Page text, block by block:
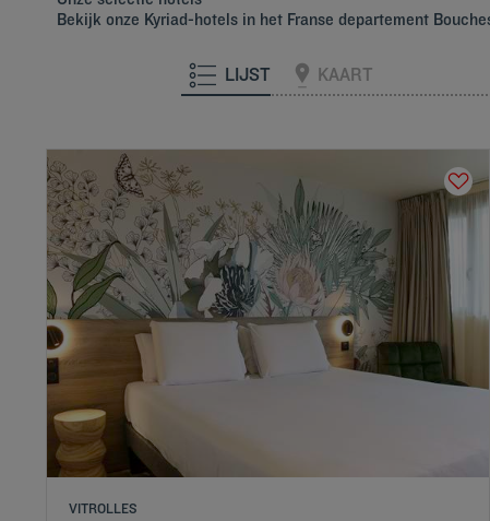
Bekijk onze Kyriad-hotels in het Franse departement
LIJST KAART
VITROLLES